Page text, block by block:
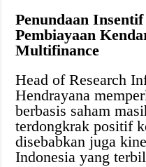
Penundaan
Pembiayaan
Multifinance
Head of Research
Hendrayana
berbasis saham
terdongkrak positif
disebabkan juga
Indonesia yang